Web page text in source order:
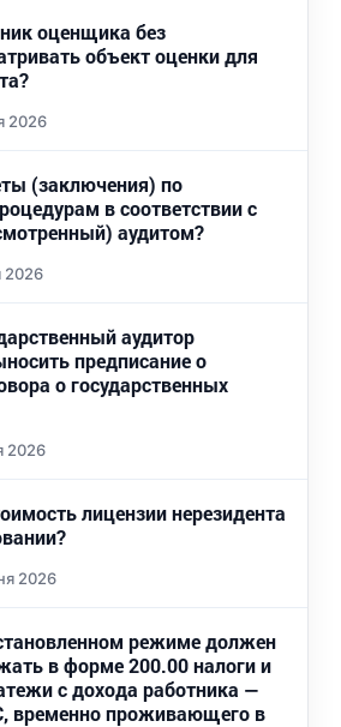
оценщика без
объект оценки для
2026
(заключения) по
в соответствии с
аудитом?
2026
аудитор
предписание о
о государственных
2026
лицензии нерезидента
2026
режиме должен
в форме 200.00 налоги и
с дохода работника —
временно проживающего в